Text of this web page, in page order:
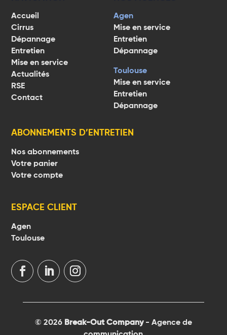
Accueil
Cirrus
Dépannage
Entretien
Mise en service
Actualités
RSE
Contact
Agen
Mise en service
Entretien
Dépannage
Toulouse
Mise en service
Entretien
Dépannage
ABONNEMENTS D’ENTRETIEN
Nos abonnements
Votre panier
Votre compte
ESPACE CLIENT
Agen
Toulouse
© 2026 Break-Out Company - Agence de